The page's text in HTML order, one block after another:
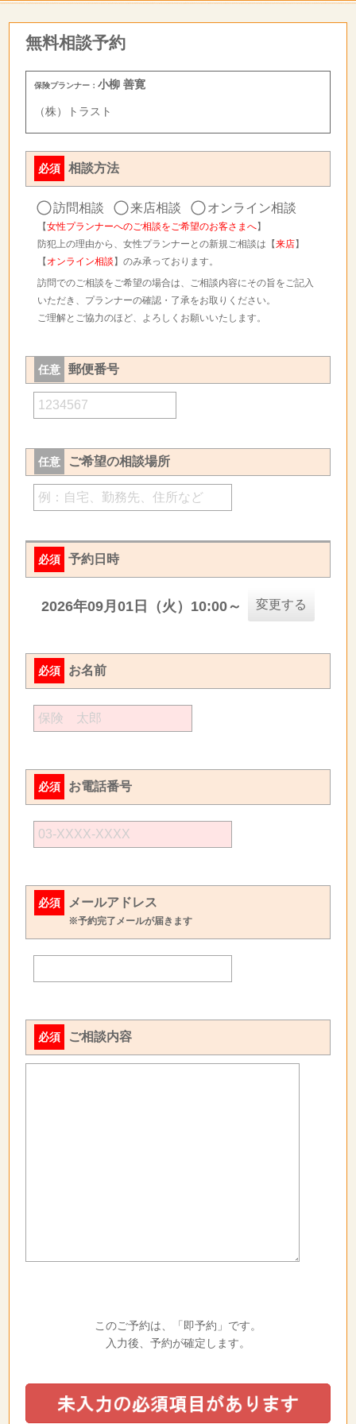
無料相談予約
保険プランナー：小柳 善寛
（株）トラスト
必須 相談方法
訪問相談 来店相談 オンライン相談
【女性プランナーへのご相談をご希望のお客さまへ】
防犯上の理由から、女性プランナーとの新規ご相談は【来店】
【 オンライン相談 】のみ承っております。
訪問でのご相談をご希望の場合は、ご相談内容にその旨をご記入
いただき、プランナーの確認・了承をお取りください。
ご理解とご協力のほど、よろしくお願いいたします。
任意 郵便番号
任意 ご希望の相談場所
必須 予約日時
2026年09月01日（火）10:00～ 変更する
必須 お名前
必須 お電話番号
必須 メールアドレス
※予約完了メールが届きます
必須 ご相談内容
このご予約は、「即予約」です。
入力後、予約が確定します。